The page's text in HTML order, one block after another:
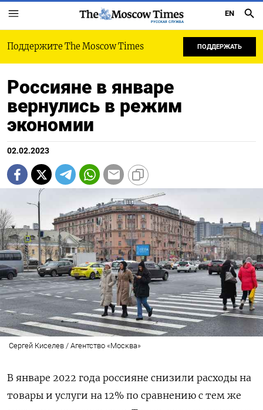
РУССКАЯ СЛУЖБА
EN
Поддержите The Moscow Times ПОДДЕРЖАТЬ
Россияне в январе
вернулись в режим
экономии
02.02.2023
Сергей Киселев / Агентство «Москва»
В январе 2022 года россияне снизили расходы на
товары и услуги на 12% по сравнению с тем же